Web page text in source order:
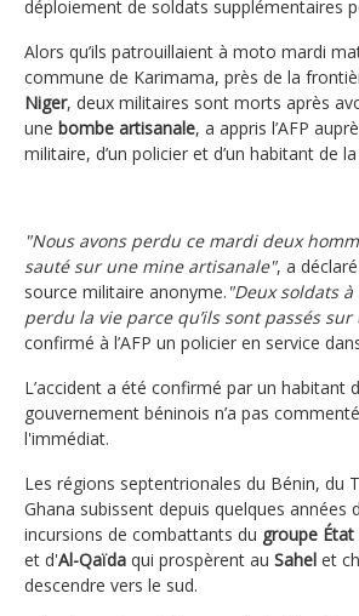
déploiement de soldats supplémentaires
Alors qu’ils patrouillaient à moto mardi
commune de Karimama, près de la
Niger, deux militaires sont morts après
une bombe artisanale, a appris l’AFP
militaire, d’un policier et d’un habitant de
"Nous avons perdu ce mardi deux
sauté sur une mine artisanale", a
source militaire anonyme. "Deux soldats
perdu la vie parce qu’ils sont passés
confirmé à l’AFP un policier en service
L’accident a été confirmé par un habitant
gouvernement béninois n’a pas
l'immédiat.
Les régions septentrionales du Bénin, du
Ghana subissent depuis quelques années
incursions de combattants du groupe
et d'Al-Qaïda qui prospèrent au Sahel et
descendre vers le sud.